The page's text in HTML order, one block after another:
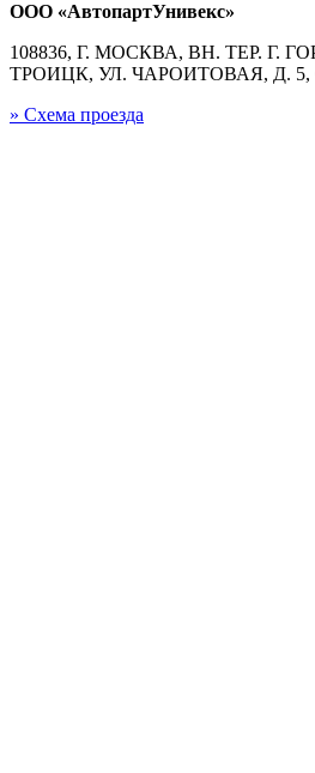
ООО «АвтопартУнивекс»
108836, Г. МОСКВА, ВН. ТЕР. Г.
ТРОИЦК, УЛ. ЧАРОИТОВАЯ, Д. 5,
» Схема проезда